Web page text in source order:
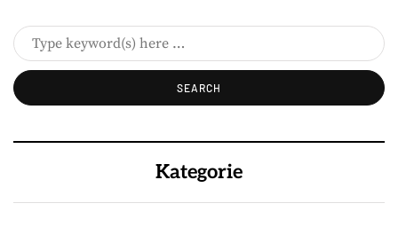
Kategorie